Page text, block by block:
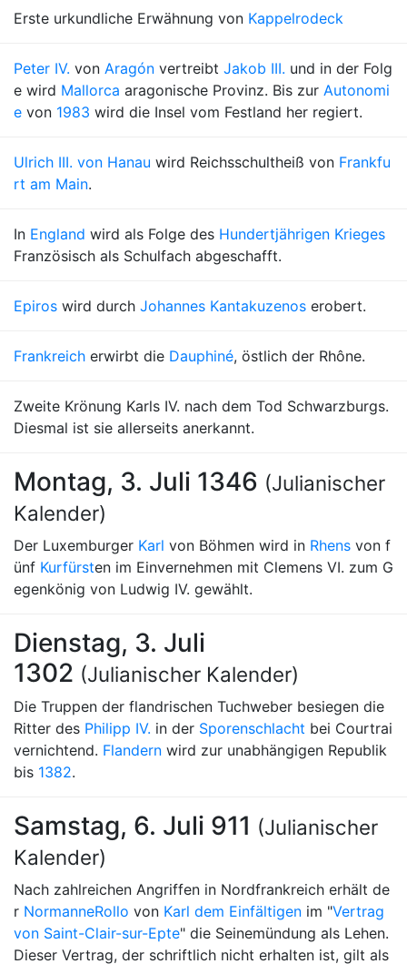
Erste urkundliche Erwähnung von Kappelrodeck
Peter IV. von Aragón vertreibt Jakob III. und in der Folg
e wird Mallorca aragonische Provinz. Bis zur Autonomi
e von 1983 wird die Insel vom Festland her regiert.
Ulrich III. von Hanau wird Reichsschultheiß von Frankfu
rt am Main.
In England wird als Folge des Hundertjährigen Krieges
Französisch als Schulfach abgeschafft.
Epiros wird durch Johannes Kantakuzenos erobert.
Frankreich erwirbt die Dauphiné, östlich der Rhône.
Zweite Krönung Karls IV. nach dem Tod Schwarzburgs.
Diesmal ist sie allerseits anerkannt.
Montag, 3. Juli 1346 (Julianischer
Kalender)
Der Luxemburger Karl von Böhmen wird in Rhens von f
ünf Kurfürsten im Einvernehmen mit Clemens VI. zum G
egenkönig von Ludwig IV. gewählt.
Dienstag, 3. Juli
1302 (Julianischer Kalender)
Die Truppen der flandrischen Tuchweber besiegen die
Ritter des Philipp IV. in der Sporenschlacht bei Courtrai
vernichtend. Flandern wird zur unabhängigen Republik
bis 1382.
Samstag, 6. Juli 911 (Julianischer
Kalender)
Nach zahlreichen Angriffen in Nordfrankreich erhält de
r NormanneRollo von Karl dem Einfältigen im "Vertrag
von Saint-Clair-sur-Epte" die Seinemündung als Lehen.
Dieser Vertrag, der schriftlich nicht erhalten ist, gilt als